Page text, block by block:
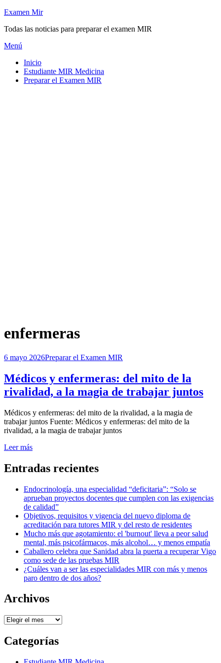
Saltar
contenido
Examen Mir
Todas las noticias para preparar el examen MIR
Menú
Inicio
Estudiante MIR Medicina
Preparar el Examen MIR
Etiqueta
:
enfermeras
Publicada
6 mayo 2026Preparar el Examen MIR
Médicos y enfermeras: del mito de la
rivalidad, a la magia de trabajar juntos
porExamen MIR
Médicos y enfermeras: del mito de la rivalidad, a la magia de
trabajar juntos Fuente: Médicos y enfermeras: del mito de la
rivalidad, a la magia de trabajar juntos
Leer más
Entradas recientes
Endocrinología, una especialidad “deficitaria”: “Solo se
aprueban proyectos docentes que cumplen con las exigencias
de calidad”
Objetivos, requisitos y vigencia del nuevo diploma de
acreditación para tutores MIR y del resto de residentes
Mucho más que agotamiento: el 'burnout' lleva a peor salud
mental, más psicofármacos, más alcohol… y menos empatía
Caballero celebra que Sanidad abra la puerta a recuperar Vigo
como sede de las pruebas MIR
¿Cuáles van a ser las especialidades MIR con más y menos
paro dentro de dos años?
Archivos
Archivos
Categorías